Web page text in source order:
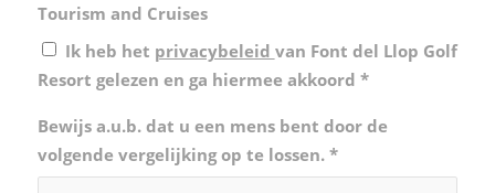
Tourism and Cruises
Ik heb het privacybeleid van Font del Llop Golf
Resort gelezen en ga hiermee akkoord *
Bewijs a.u.b. dat u een mens bent door de
volgende vergelijking op te lossen. *